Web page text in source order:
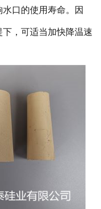
口的使用寿命。因
，可适当加快降温速